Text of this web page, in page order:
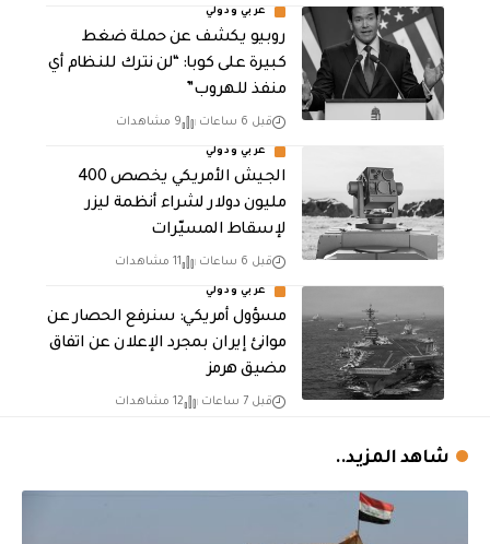
عربي ودولي
روبيو يكشف عن حملة ضغط
كبيرة على كوبا: “لن نترك للنظام أي
منفذ للهروب”
قبل 6 ساعات 9 مشاهدات
عربي ودولي
الجيش الأمريكي يخصص 400
مليون دولار لشراء أنظمة ليزر
لإسقاط المسيّرات
قبل 6 ساعات 11 مشاهدات
عربي ودولي
مسؤول أمريكي: سنرفع الحصار عن
موانئ إيران بمجرد الإعلان عن اتفاق
مضيق هرمز
قبل 7 ساعات 12 مشاهدات
شاهد المزيد..